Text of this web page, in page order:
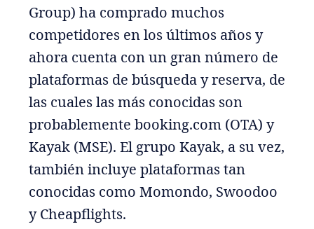
Group) ha comprado muchos
competidores en los últimos años y
ahora cuenta con un gran número de
plataformas de búsqueda y reserva, de
las cuales las más conocidas son
probablemente booking.com (OTA) y
Kayak (MSE). El grupo Kayak, a su vez,
también incluye plataformas tan
conocidas como Momondo, Swoodoo
y Cheapflights.